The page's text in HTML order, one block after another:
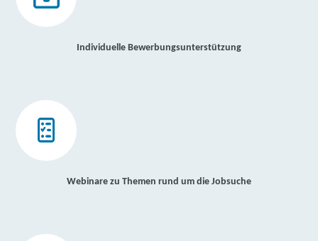
Individuelle Bewerbungsunterstützung
Webinare zu Themen rund um die Jobsuche